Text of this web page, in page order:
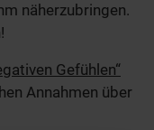
näherzubringen.
Gefühlen“
Annahmen über